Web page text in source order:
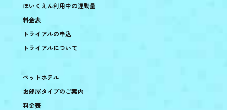
ほいくえん利用中の運動量
料金表
トライアルの申込
トライアルについて
ペットホテル
お部屋タイプのご案内
料金表